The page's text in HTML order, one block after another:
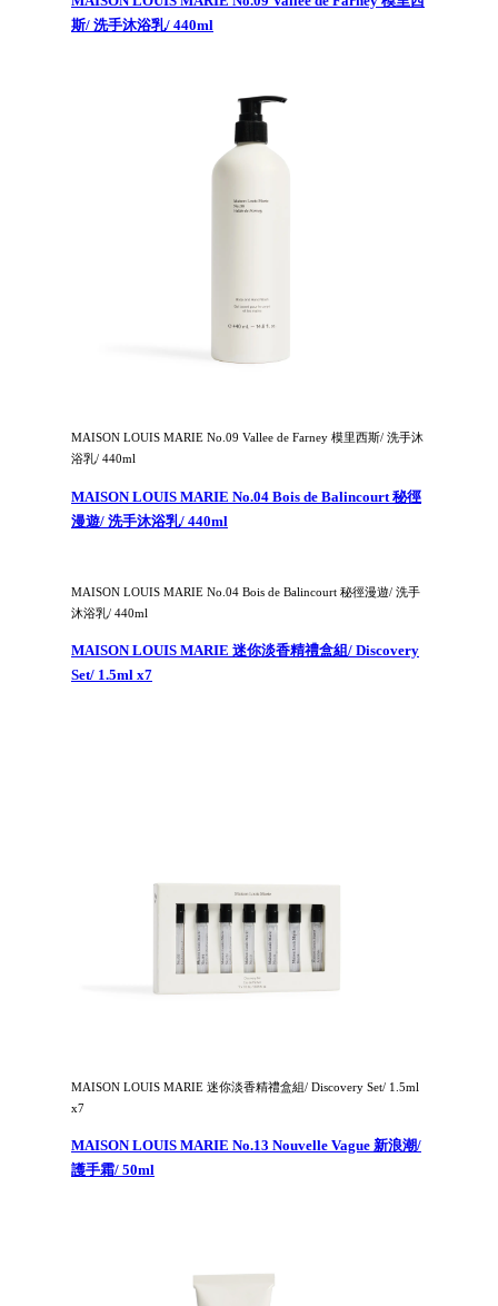
斯/ 洗手沐浴乳/ 440ml
MAISON LOUIS MARIE No.09 Vallee de Farney 模里西斯/ 洗手沐
浴乳/ 440ml
MAISON LOUIS MARIE No.04 Bois de Balincourt 秘徑
漫遊/ 洗手沐浴乳/ 440ml
MAISON LOUIS MARIE No.04 Bois de Balincourt 秘徑漫遊/ 洗手
沐浴乳/ 440ml
MAISON LOUIS MARIE 迷你淡香精禮盒組/ Discovery
Set/ 1.5ml x7
MAISON LOUIS MARIE 迷你淡香精禮盒組/ Discovery Set/ 1.5ml
x7
MAISON LOUIS MARIE No.13 Nouvelle Vague 新浪潮/
護手霜/ 50ml